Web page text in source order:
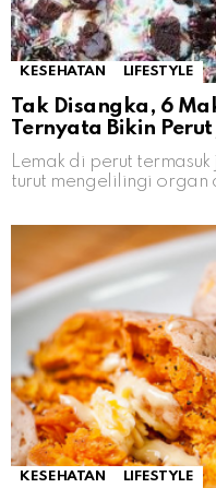
KESEHATAN LIFESTYLE
Tak Disangka, 6
Ternyata Bikin
Lemak di perut
turut mengelilingi organ
KESEHATAN LIFESTYLE